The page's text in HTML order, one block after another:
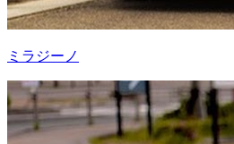
ミラジーノ